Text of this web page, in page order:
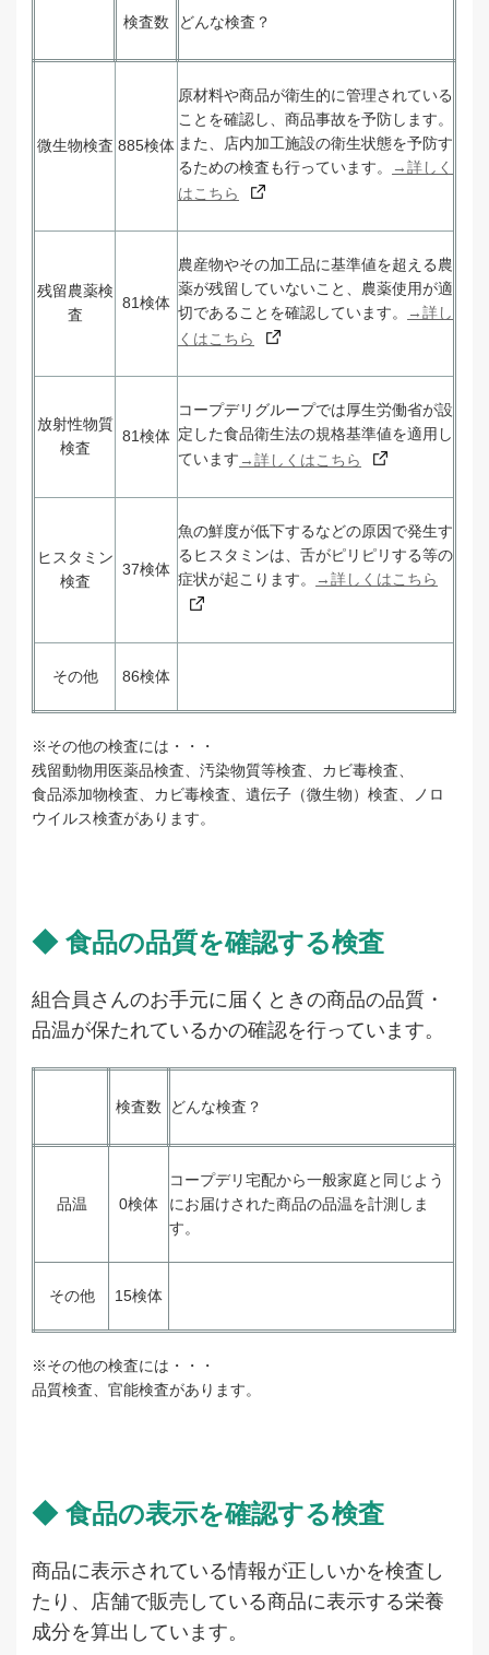
検査数 どんな検査？
微生物検査 885検体
原材料や商品が衛生的に管理されている
ことを確認し、商品事故を予防します。
また、店内加工施設の衛生状態を予防す
るための検査も行っています。
→詳しく
はこちら
残留農薬検
査
81検体
農産物やその加工品に基準値を超える農
薬が残留していないこと、農薬使用が適
切であることを確認しています。
→詳し
くはこちら
放射性物質
検査
81検体
コープデリグループでは厚生労働省が設
定した食品衛生法の規格基準値を適用し
ています →詳しくはこちら
ヒスタミン
検査
37検体
魚の鮮度が低下するなどの原因で発生す
るヒスタミンは、舌がピリピリする等の
症状が起こります。
→詳しくはこちら
その他 86検体
※その他の検査には・・・
残留動物用医薬品検査、汚染物質等検査、カビ毒検査、
食品添加物検査、カビ毒検査、遺伝子（微生物）検査、ノロ
ウイルス検査があります。
◆ 食品の品質を確認する検査
組合員さんのお手元に届くときの商品の品質・
品温が保たれているかの確認を行っています。
検査数 どんな検査？
品温 0検体
コープデリ宅配から一般家庭と同じよう
にお届けされた商品の品温を計測しま
す。
その他 15検体
※その他の検査には・・・
品質検査、官能検査があります。
◆ 食品の表示を確認する検査
商品に表示されている情報が正しいかを検査し
たり、店舗で販売している商品に表示する栄養
成分を算出しています。